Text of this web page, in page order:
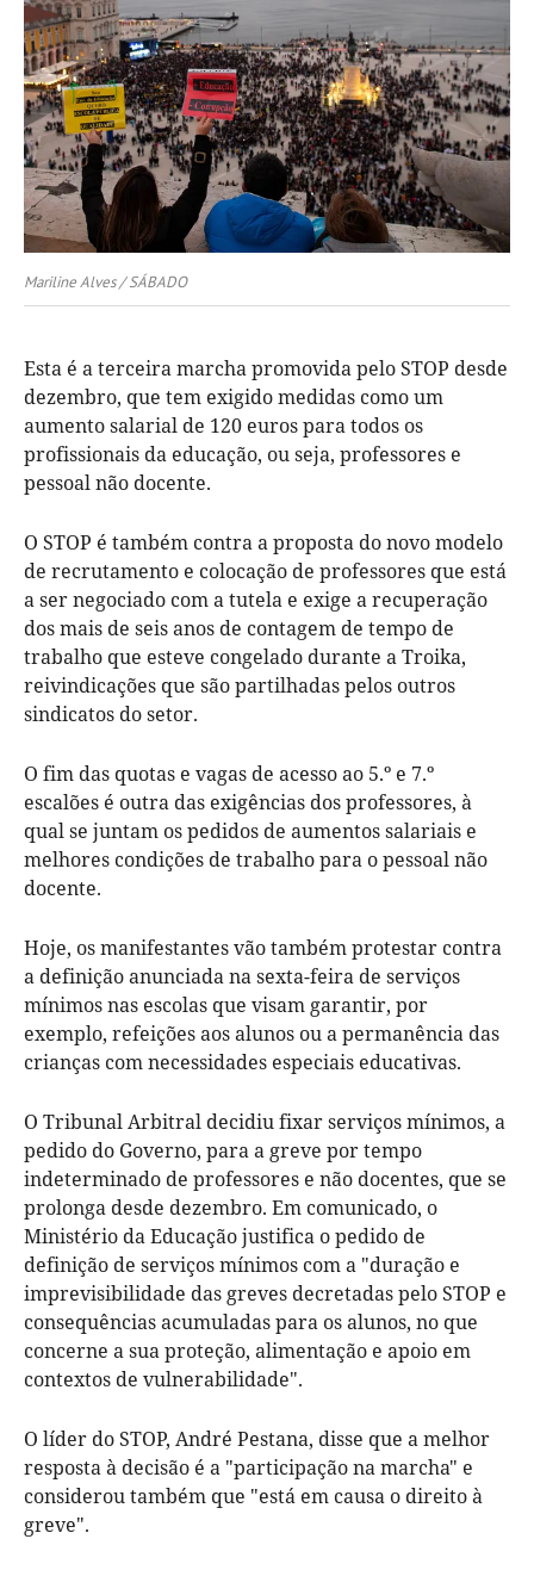
Mariline Alves / SÁBADO
Esta é a terceira marcha promovida pelo STOP desde
dezembro, que tem exigido medidas como um
aumento salarial de 120 euros para todos os
profissionais da educação, ou seja, professores e
pessoal não docente.
O STOP é também contra a proposta do novo modelo
de recrutamento e colocação de professores que está
a ser negociado com a tutela e exige a recuperação
dos mais de seis anos de contagem de tempo de
trabalho que esteve congelado durante a Troika,
reivindicações que são partilhadas pelos outros
sindicatos do setor.
O fim das quotas e vagas de acesso ao 5.º e 7.º
escalões é outra das exigências dos professores, à
qual se juntam os pedidos de aumentos salariais e
melhores condições de trabalho para o pessoal não
docente.
Hoje, os manifestantes vão também protestar contra
a definição anunciada na sexta-feira de serviços
mínimos nas escolas que visam garantir, por
exemplo, refeições aos alunos ou a permanência das
crianças com necessidades especiais educativas.
O Tribunal Arbitral decidiu fixar serviços mínimos, a
pedido do Governo, para a greve por tempo
indeterminado de professores e não docentes, que se
prolonga desde dezembro. Em comunicado, o
Ministério da Educação justifica o pedido de
definição de serviços mínimos com a "duração e
imprevisibilidade das greves decretadas pelo STOP e
consequências acumuladas para os alunos, no que
concerne a sua proteção, alimentação e apoio em
contextos de vulnerabilidade".
O líder do STOP, André Pestana, disse que a melhor
resposta à decisão é a "participação na marcha" e
considerou também que "está em causa o direito à
greve".